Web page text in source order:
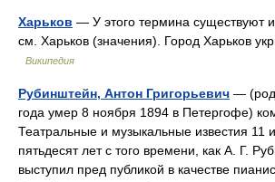
Харьков — У этого термина существуют и
см. Харьков (значения). Город Харьков
Википедия
Рубинштейн, Антон Григорьевич —
года умер 8 ноября 1894 в Петергофе)
Театральные и музыкальные известия 11
пятьдесят лет с того времени, как А. Г.
выступил пред публикой в качестве